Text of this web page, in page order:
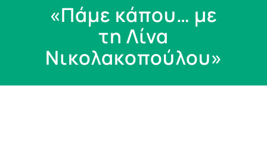
«Πάμε κάπου… με
τη Λίνα
Νικολακοπούλου»